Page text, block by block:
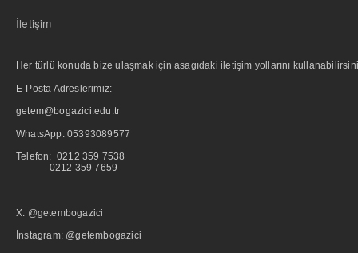
İletişim
Her türlü konuda bize ulaşmak için asagıdaki iletişim yollarını
E-Posta Adreslerimiz:
getem@bogazici.edu.tr
WhatsApp: 05393089577
Telefon: 0212 359 7538
0212 359 7659
X: @getembogazici
İnstagram: @getembogazici